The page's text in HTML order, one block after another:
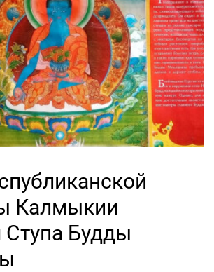
Калмыкии
Ступа Будды